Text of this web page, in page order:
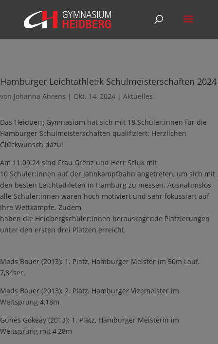
Hamburger Leichtathletik Schulmeisterschaften 2024
von Johanna Ahrens | Okt. 14, 2024 | Aktuelles
Das Heidberg Gymnasium hat sich mit 18 Schüler:innen für die
Hamburger Schulmeisterschaften qualifiziert: Herzlichen
Glückwunsch dazu!
Am 11.09.24 sind Frau Grenz und Herr Sciuk mit
10 Schüler:innen auf der Jahnkampfbahn angetreten, um sich mit
den besten Leichtathleten in Hamburg zu messen. Ausnahmslos
alle Schüler:innen waren hoch motiviert und sehr fokussiert auf
ihre Wettkämpfe. Zudem
haben die Heidbergschüler:innen herausragende Platzierungen
unter den ersten drei Plätzen erreicht.
Mads Bauer (2013): 1. Platz, Hamburger Meister im 50m Lauf,
7,84sec.
Mads Bauer (2013): 2. Platz, Hamburger Vizemeister im
Weitsprung 4,18m
Günes Gökeay (2013): 1. Platz, Hamburger Meisterin im
Weitsprung mit 4,28m